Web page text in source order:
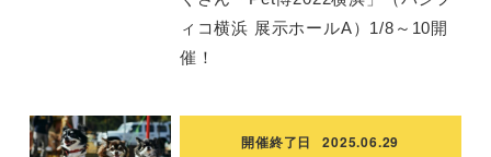
ィコ横浜 展示ホールA）1/8～10開
催！
開催終了日 2025.06.29